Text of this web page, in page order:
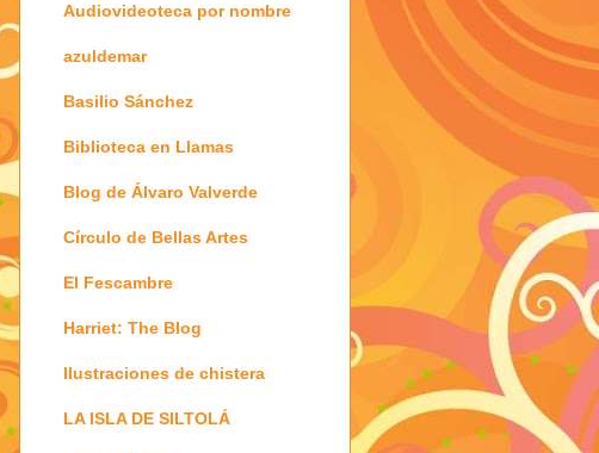
Audiovideoteca por nombre
azuldemar
Basilio Sánchez
Biblioteca en Llamas
Blog de Álvaro Valverde
Círculo de Bellas Artes
El Fescambre
Harriet: The Blog
Ilustraciones de chistera
LA ISLA DE SILTOLÁ